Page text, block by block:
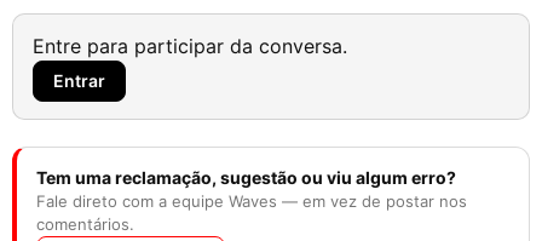
Entre para participar da conversa.
Entrar
Tem uma reclamação, sugestão ou viu algum erro?
Fale direto com a equipe Waves — em vez de postar nos
comentários.